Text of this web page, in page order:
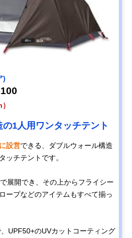
)
1人用ワンタッチテント
設営できる、ダブルウォール構造
ッチテントです。
展開でき、その上からフライシー
ープなどのアイテムもすべて揃っ
UPF50+のUVカットコーティング